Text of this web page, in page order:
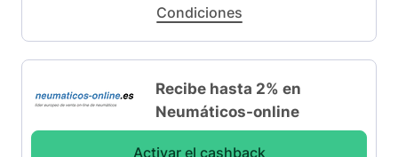
Condiciones
Recibe hasta 2% en
Neumáticos-online
Activar el cashback